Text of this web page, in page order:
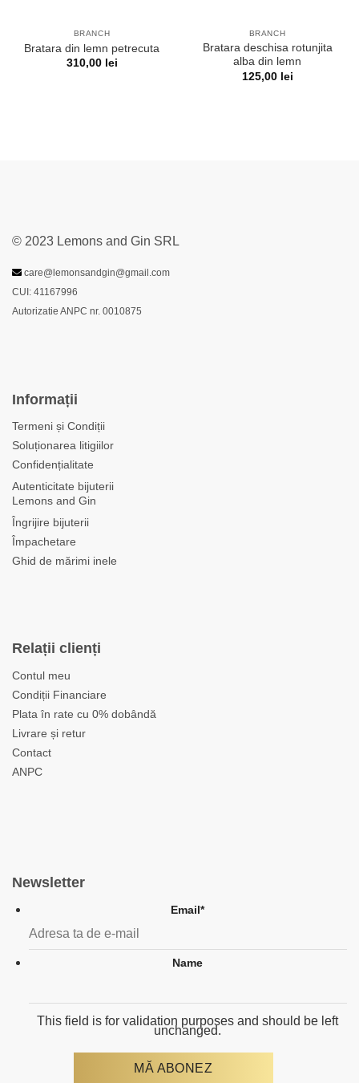
BRANCH
Bratara din lemn petrecuta
310,00 lei
BRANCH
Bratara deschisa rotunjita
alba din lemn
125,00 lei
© 2023 Lemons and Gin SRL
care@lemonsandgin@gmail.com
CUI: 41167996
Autorizatie ANPC nr. 0010875
Informații
Termeni și Condiții
Soluționarea litigiilor
Confidențialitate
Autenticitate bijuterii
Lemons and Gin
Îngrijire bijuterii
Împachetare
Ghid de mărimi inele
Relații clienți
Contul meu
Condiții Financiare
Plata în rate cu 0% dobândă
Livrare și retur
Contact
ANPC
Newsletter
Email*
Name
This field is for validation purposes and should be left
unchanged.